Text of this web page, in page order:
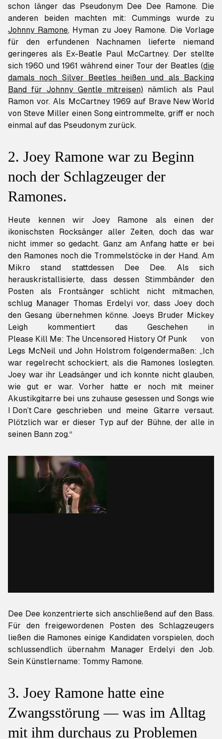
schon länger das Pseudonym Dee Dee Ramone. Die
anderen beiden machten mit: Cummings wurde zu
Johnny Ramone, Hyman zu Joey Ramone. Die Vorlage
für den erfundenen Nachnamen lieferte niemand
geringeres als Ex-Beatle Paul McCartney. Der stellte
sich 1960 und 1961 während einer Tour der Beatles (die
damals noch Silver Beetles heißen und als Backing
Band für Johnny Gentle mitreisen) nämlich als Paul
Ramon vor. Als McCartney 1969 auf Brave New World
von Steve Miller einen Song eintrommelte, griff er noch
einmal auf das Pseudonym zurück.
2. Joey Ramone war zu Beginn
noch der Schlagzeuger der
Ramones.
Heute kennen wir Joey Ramone als einen der
ikonischsten Rocksänger aller Zeiten, doch das war
nicht immer so gedacht. Ganz am Anfang hatte er bei
den Ramones noch die Trommelstöcke in der Hand. Am
Mikro stand stattdessen Dee Dee. Als sich
herauskristallisierte, dass dessen Stimmbänder den
Posten als Frontsänger schlicht nicht mitmachen,
schlug Manager Thomas Erdelyi vor, dass Joey doch
den Gesang übernehmen könne. Joeys Bruder Mickey
Please Kill Me: The Uncensored History Of Punk von
Legs McNeil und John Holstrom folgendermaßen: „Ich
war regelrecht schockiert, als die Ramones loslegten.
Joey war ihr Leadsänger und ich konnte nicht glauben,
wie gut er war. Vorher hatte er noch mit meiner
Akustikgitarre bei uns zuhause gesessen und Songs wie
I Don’t Care geschrieben und meine Gitarre versaut.
Plötzlich war er dieser Typ auf der Bühne, der alle in
seinen Bann zog.“
Dee Dee konzentrierte sich anschließend auf den Bass.
Für den freigewordenen Posten des Schlagzeugers
ließen die Ramones einige Kandidaten vorspielen, doch
schlussendlich übernahm Manager Erdelyi den Job.
Sein Künstlername: Tommy Ramone.
3. Joey Ramone hatte eine
Zwangsstörung — was im Alltag
mit ihm durchaus zu Problemen